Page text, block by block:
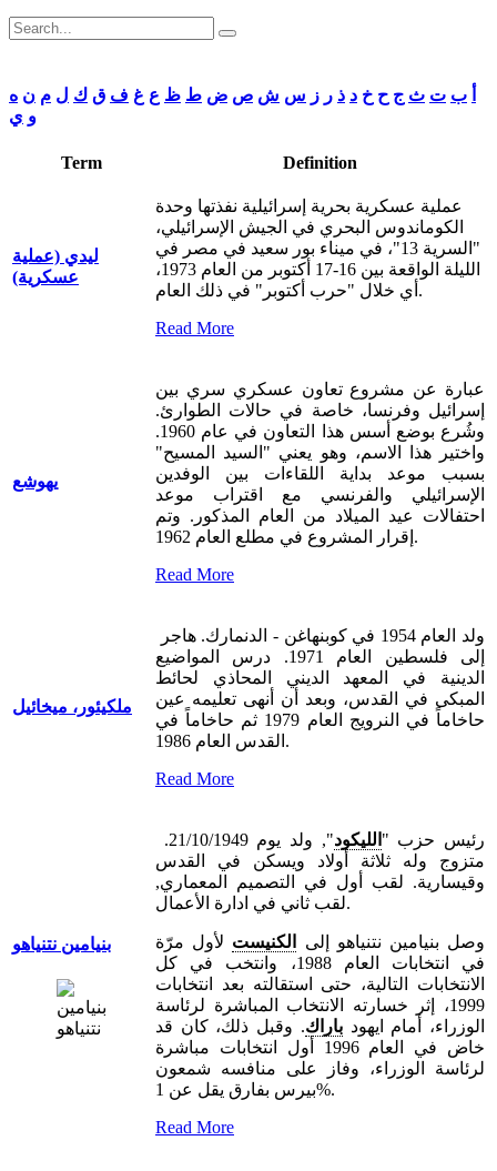
ب ت ث ج ح خ د ذ ر ز س ش ص ض ط ظ ع غ ف ق ك ل م ن ه
و ي
Term Definition
ليدي (عملية
عسكرية)
عملية عسكرية بحرية إسرائيلية نفذتها وحدة
الكوماندوس البحري في الجيش الإسرائيلي،
"السرية 13"، في ميناء بور سعيد في مصر
في
الليلة الواقعة بين 16-17 أكتوبر من العام 1973،
أي خلال "حرب أكتوبر" في ذلك العام.
Read More
يهوشع
عبارة عن مشروع تعاون عسكري سري بين
إسرائيل وفرنسا، خاصة في حالات الطوارئ.
وشُرع بوضع أسس هذا التعاون في عام 1960.
واختير هذا الاسم، وهو يعني "السيد المسيح"
بسبب موعد بداية اللقاءات بين الوفدين
الإسرائيلي والفرنسي مع اقتراب موعد
احتفالات عيد الميلاد من العام المذكور. وتم
إقرار المشروع في مطلع العام 1962.
Read More
ملكيئور، ميخائيل
إلى فلسطين العام 1971. درس المواضيع
الدينية في المعهد الديني المحاذي لحائط
المبكى في القدس، وبعد أن أنهى تعليمه عين
حاخاماً في النرويج العام 1979 ثم حاخاماً في
القدس العام 1986.
Read More
بنيامين نتنياهو
رئيس حزب " الليكود
", ولد يوم 21/10/1949.
متزوج وله ثلاثة أولاد ويسكن في القدس
وقيسارية. لقب أول في التصميم المعماري,
لقب ثاني في ادارة الأعمال.
وصل بنيامين نتنياهو إلى الكنيست لأول مرّة
في انتخابات العام 1988، وانتخب في كل
الانتخابات التالية، حتى استقالته بعد انتخابات
1999، إثر خسارته الانتخاب المباشرة لرئاسة
الوزراء، أمام ايهودباراك. وقبل ذلك، كان قد
خاض في العام 1996 أول انتخابات مباشرة
لرئاسة الوزراء، وفاز على منافسه شمعون
بيرس بفارق يقل عن 1%.
Read More